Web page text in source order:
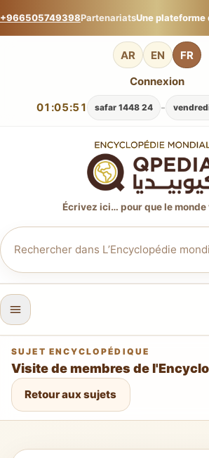
+966505749398Partenariats
AR EN FR
01:05:52 -
24 safar 1448
Connexion
Écrivez ici… pour que le monde
SUJET ENCYCLOPÉDIQUE
Retour aux sujets